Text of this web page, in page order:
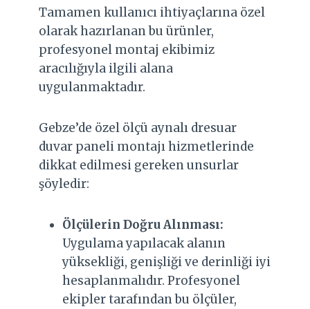
Tamamen kullanıcı ihtiyaçlarına özel
olarak hazırlanan bu ürünler,
profesyonel montaj ekibimiz
aracılığıyla ilgili alana
uygulanmaktadır.
Gebze’de özel ölçü aynalı dresuar
duvar paneli montajı hizmetlerinde
dikkat edilmesi gereken unsurlar
şöyledir:
Ölçülerin Doğru Alınması:
Uygulama yapılacak alanın
yüksekliği, genişliği ve derinliği iyi
hesaplanmalıdır. Profesyonel
ekipler tarafından bu ölçüler,